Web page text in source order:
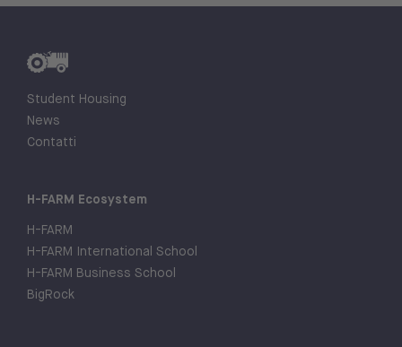
Student Housing
News
Contatti
H-FARM Ecosystem
H-FARM
H-FARM International School
H-FARM Business School
BigRock